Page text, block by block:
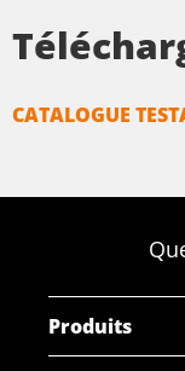
CATALOGUE
Produits